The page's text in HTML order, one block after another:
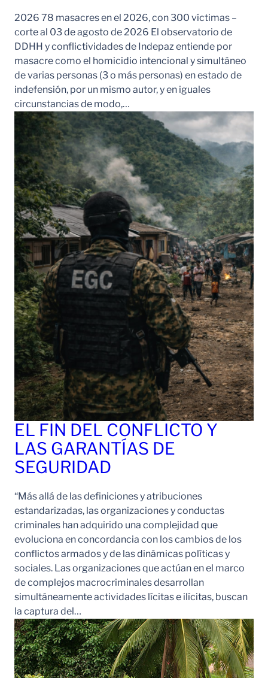
2026 78 masacres en el 2026, con 300 víctimas –
corte al 03 de agosto de 2026 El observatorio de
DDHH y conflictividades de Indepaz entiende por
masacre como el homicidio intencional y simultáneo
de varias personas (3 o más personas) en estado de
indefensión, por un mismo autor, y en iguales
circunstancias de modo,…
EL FIN DEL CONFLICTO Y
LAS GARANTÍAS DE
SEGURIDAD
“Más allá de las definiciones y atribuciones
estandarizadas, las organizaciones y conductas
criminales han adquirido una complejidad que
evoluciona en concordancia con los cambios de los
conflictos armados y de las dinámicas políticas y
sociales. Las organizaciones que actúan en el marco
de complejos macrocriminales desarrollan
simultáneamente actividades lícitas e ilícitas, buscan
la captura del…